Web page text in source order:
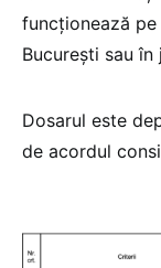
funcționează
București sau
Dosarul este
de acordul